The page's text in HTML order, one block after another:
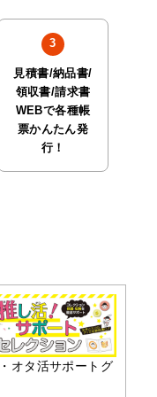
見積書/納品書/
領収書/請求書
WEBで各種帳
票かんたん発
行！
オタ活サポートグ